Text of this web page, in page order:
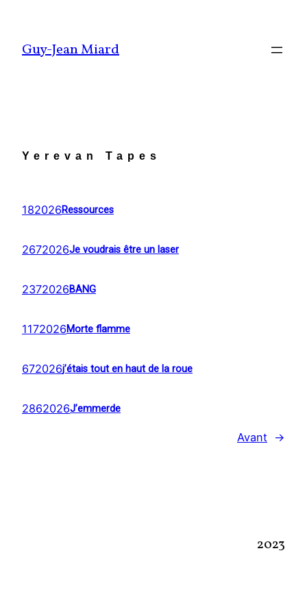
contenu
Guy-Jean Miard
Yerevan Tapes
182026Ressources
2672026Je voudrais être un laser
2372026BANG
1172026Morte flamme
672026j’étais tout en haut de la roue
2862026J’emmerde
Avant →
2023